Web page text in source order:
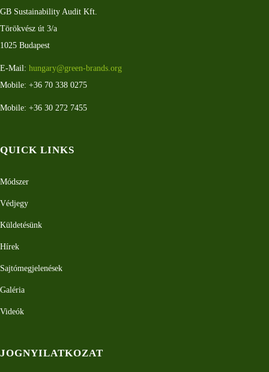
GB Sustainability Audit Kft.
Törökvész út 3/a
1025 Budapest
E-Mail: hungary@green-brands.org
Mobile: +36 70 338 0275
Mobile: +36 30 272 7455
QUICK LINKS
Módszer
Védjegy
Küldetésünk
Hírek
Sajtómegjelenések
Galéria
Videók
JOGNYILATKOZAT